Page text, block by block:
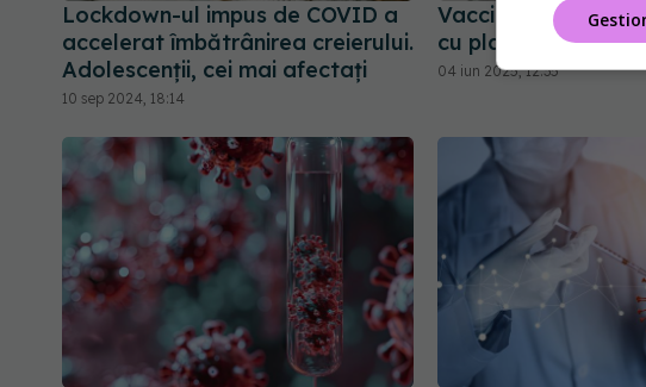
Lockdown-ul impus de COVID a
accelerat îmbătrânirea creierului.
Adolescenții, cei mai afectați
10 sep 2024, 18:14
Vaccinul COVID
cu placebo
04 iun 2025, 12:35